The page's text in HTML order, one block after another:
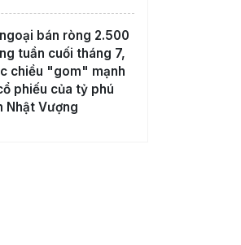
bán ròng 2.500
tuần cuối tháng 7,
chiều "gom" mạnh
phiếu của tỷ phú
Nhật Vượng